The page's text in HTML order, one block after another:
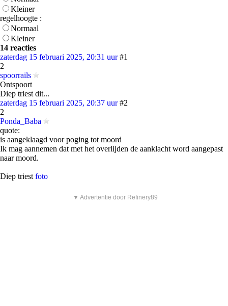
Kleiner
regelhoogte :
Normaal
Kleiner
14 reacties
zaterdag 15 februari 2025, 20:31 uur #1
2
spoorrails
Ontspoort
Diep triest dit...
zaterdag 15 februari 2025, 20:37 uur #2
2
Ponda_Baba
quote:
is aangeklaagd voor poging tot moord
Ik mag aannemen dat met het overlijden de aanklacht word aangepast
naar moord.
Diep triest foto
▼ Advertentie door Refinery89